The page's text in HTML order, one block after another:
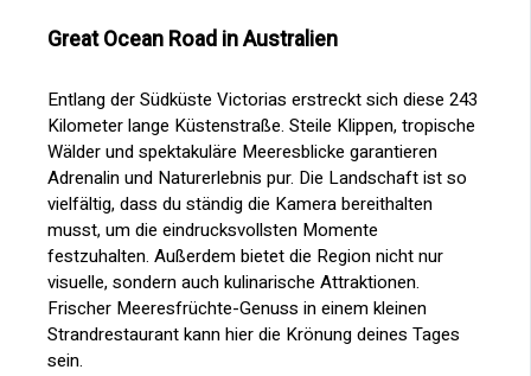
Great Ocean Road in Australien
Entlang der Südküste Victorias erstreckt sich diese 243
Kilometer lange Küstenstraße. Steile Klippen, tropische
Wälder und spektakuläre Meeresblicke garantieren
Adrenalin und Naturerlebnis pur. Die Landschaft ist so
vielfältig, dass du ständig die Kamera bereithalten
musst, um die eindrucksvollsten Momente
festzuhalten. Außerdem bietet die Region nicht nur
visuelle, sondern auch kulinarische Attraktionen.
Frischer Meeresfrüchte-Genuss in einem kleinen
Strandrestaurant kann hier die Krönung deines Tages
sein.